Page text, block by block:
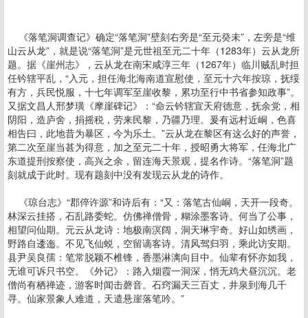
《落笔洞调查记》确定“落笔洞”壁刻右旁是“至元癸未”，左旁是“维
山云从龙”，就是说“落笔洞”是元世祖至元二十年（1283年）云从龙所
题。据《崖州志》，云从龙在南宋咸淳三年（1267年）临川贼乱时担
任钤辖平乱，“入元，担任海北海南道宣慰使，至元十六年按琼，抚绥
有方，兵民悦服，十七年调军至崖收黎，累功至行中书省参知政事”。
又据文昌人邢梦璜《摩崖碑记》：“命云钤辖宣天府德意，抚余党，相
阴阳，造庐舍，捐摇税，劳来民黎，乃疆乃理。爰有远村近峒，色喜
相告曰，此地昔为暴区，今为乐土。”云从龙在黎区有这么好的声誉，
第二次至崖当甚为得意，加之至元二十年，授昭勇大将军，任海北广
东道提刑按察使，高兴之余，留连海天景观，提名作诗。“落笔洞”题
刻就成于此时。现有题刻中没有发现云从龙的诗作。
《琼台志》“郡倅许源”和诗后有：“又：落笔古仙峒，天开一段奇。
林深云挂搭，石乱路委蛇。仿佛禅僧骨，糊涂墨客诗。何当了公事，
相望问仙期。元云从龙诗：地极南溟阔，洞天琳宇奇。好山如绣画，
野路自逶迤。不见飞仙蜕，空留谪客诗。清风驾归羽，乘此访安期。
县尹吴良孺：笔常脱颖不椎锋，香墨淋漓向目中。仙辈有怀亦如我，
无谁可诉只书空。《外记》：路入烟霞一洞深，悄无鸡犬昼沉沉。老
僧尚有栖禅迹，游客时闻击磬音。石窍漏天三百丈，井泉到海几千
寻。仙家景象人难道，天遣悬崖落笔吟。”